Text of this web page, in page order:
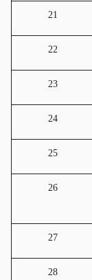
21
22
23
24
25
26
27
28